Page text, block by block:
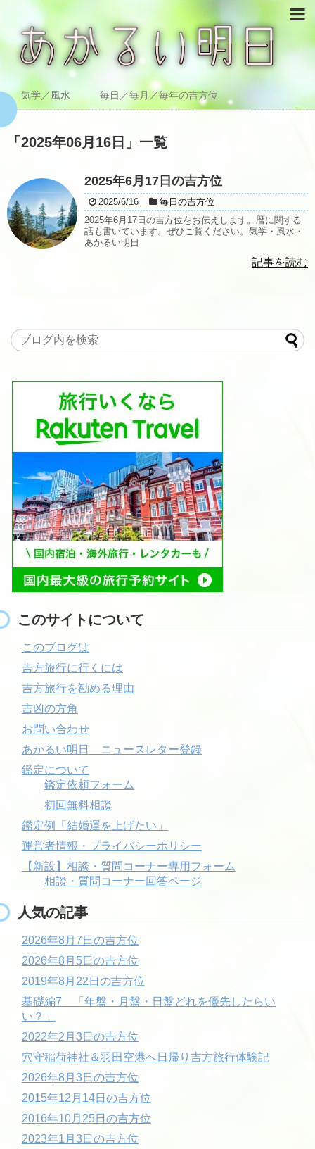
気学／風水 毎日／毎月／毎年の吉方位
「 2025年06月16日 」 一覧
2025年6月17日の吉方位
2025/6/16
毎日の吉方位
2025年6月17日の吉方位をお伝えします。暦に関する
話も書いています。ぜひご覧ください。気学・風水・
あかるい明日
記事を読む
このサイトについて
このブログは
吉方旅行に行くには
吉方旅行を勧める理由
吉凶の方角
お問い合わせ
あかるい明日 ニュースレター登録
鑑定について
鑑定依頼フォーム
初回無料相談
鑑定例「結婚運を上げたい」
運営者情報・プライバシーポリシー
【新設】相談・質問コーナー専用フォーム
相談・質問コーナー回答ページ
人気の記事
2026年8月7日の吉方位
2026年8月5日の吉方位
2019年8月22日の吉方位
基礎編7 「年盤・月盤・日盤どれを優先したらい
い？」
2022年2月3日の吉方位
穴守稲荷神社＆羽田空港へ日帰り吉方旅行体験記
2026年8月3日の吉方位
2015年12月14日の吉方位
2016年10月25日の吉方位
2023年1月3日の吉方位